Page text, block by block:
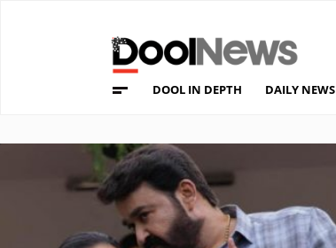
DOOL IN DEPTH DAILY NEWS